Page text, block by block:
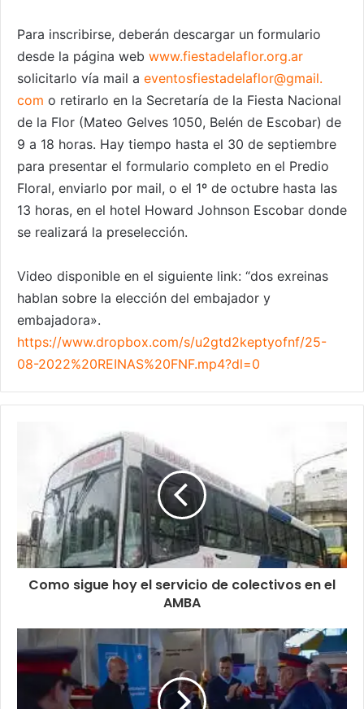
Para inscribirse, deberán descargar un formulario
desde la página web www.fiestadelaflor.org.ar
solicitarlo vía mail a eventosfiestadelaflor@gmail.
com o retirarlo en la Secretaría de la Fiesta Nacional
de la Flor (Mateo Gelves 1050, Belén de Escobar) de
9 a 18 horas. Hay tiempo hasta el 30 de septiembre
para presentar el formulario completo en el Predio
Floral, enviarlo por mail, o el 1º de octubre hasta las
13 horas, en el hotel Howard Johnson Escobar donde
se realizará la preselección.
Video disponible en el siguiente link: “dos exreinas
hablan sobre la elección del embajador y
embajadora».
https://www.dropbox.com/s/u2gtd2keptyofnf/25-
08-2022%20REINAS%20FNF.mp4?dl=0
Como sigue hoy el servicio de colectivos en el
AMBA